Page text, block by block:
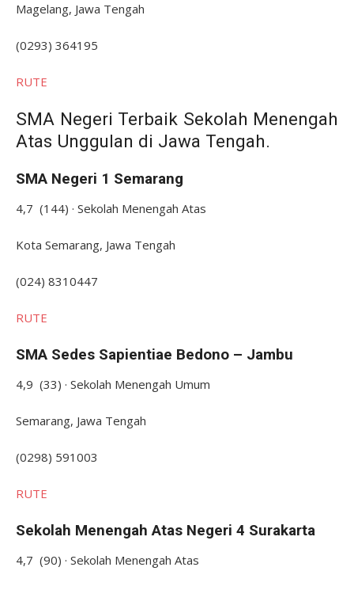
Magelang, Jawa Tengah
(0293) 364195
RUTE
SMA Negeri Terbaik Sekolah Menengah
Atas Unggulan di Jawa Tengah.
SMA Negeri 1 Semarang
4,7 (144) · Sekolah Menengah Atas
Kota Semarang, Jawa Tengah
(024) 8310447
RUTE
SMA Sedes Sapientiae Bedono – Jambu
4,9 (33) · Sekolah Menengah Umum
Semarang, Jawa Tengah
(0298) 591003
RUTE
Sekolah Menengah Atas Negeri 4 Surakarta
4,7 (90) · Sekolah Menengah Atas